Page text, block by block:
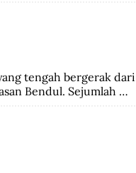
tengah bergerak dari
Bendul. Sejumlah